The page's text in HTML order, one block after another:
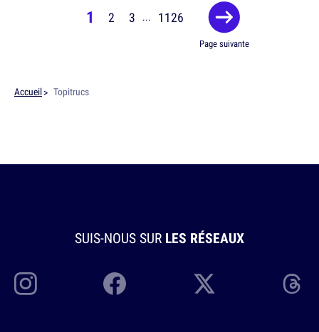
1 2 3 ... 1126
Page suivante
Accueil Topitrucs
SUIS-NOUS SUR LES RÉSEAUX